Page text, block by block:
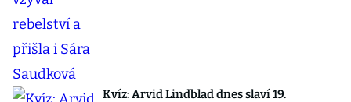
Kvíz: Arvid Lindblad dnes slaví 19.